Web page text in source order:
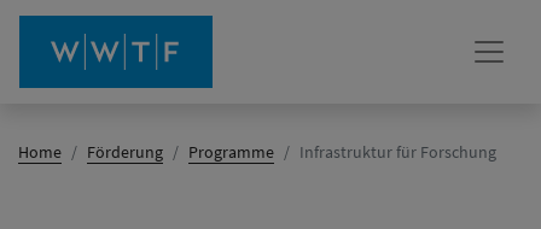
Home Förderung Programme Infrastruktur für Forschung(Aktiv)